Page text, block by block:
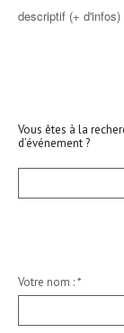
descriptif (+ d'infos)
Vous êtes à la
d’événement ?
Votre nom :*